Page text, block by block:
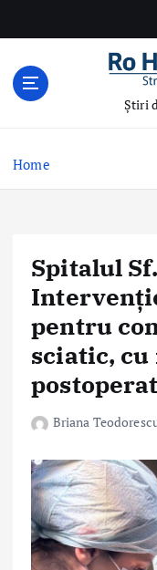
Știri
Home
Spitalul
pentru
sciatic,
Briana